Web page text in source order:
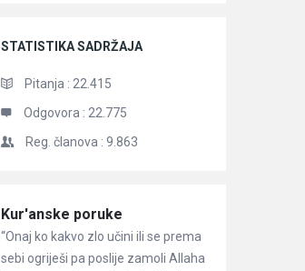
STATISTIKA SADRŽAJA
Pitanja : 22.415
Odgovora : 22.775
Reg. članova : 9.863
Članci
Kur'anske poruke
“Onaj ko kakvo zlo učini ili se prema
sebi ogriješi pa poslije zamoli Allaha